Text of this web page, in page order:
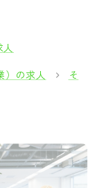
）の求人
そ